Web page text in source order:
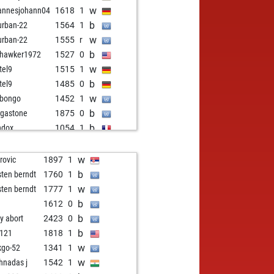
1618 1 w
22 1564 1 b
22 1555 r w
1527 0 b
1515 1 w
1485 0 b
1452 1 w
1875 0 b
1054 1 b
1557 1 b
1562 1 w
1627 1 b
1637 1 w
1418 1 b
1487 1 b
1492 1 w
1502 1 w
1897 1 w
berndt 1760 1 b
berndt 1777 1 w
1612 0 b
abort 2423 0 b
1818 1 b
52 1341 1 w
j 1542 1 w